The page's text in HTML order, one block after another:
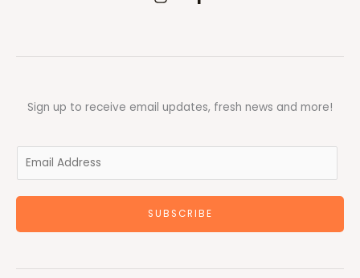
Sign up to receive email updates, fresh news and more!
m
a
l
SUBSCRIBE